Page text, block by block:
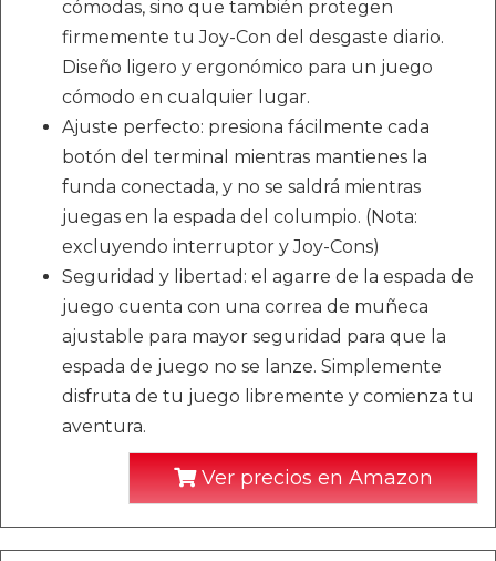
cómodas, sino que también protegen
firmemente tu Joy-Con del desgaste diario.
Diseño ligero y ergonómico para un juego
cómodo en cualquier lugar.
Ajuste perfecto: presiona fácilmente cada
botón del terminal mientras mantienes la
funda conectada, y no se saldrá mientras
juegas en la espada del columpio. (Nota:
excluyendo interruptor y Joy-Cons)
Seguridad y libertad: el agarre de la espada de
juego cuenta con una correa de muñeca
ajustable para mayor seguridad para que la
espada de juego no se lanze. Simplemente
disfruta de tu juego libremente y comienza tu
aventura.
Ver precios en Amazon